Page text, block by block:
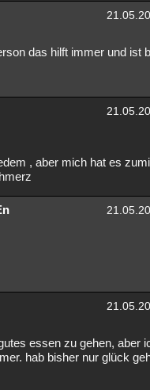
das hilft immer und ist
, aber mich hat es
essen zu gehen, aber
hab bisher nur glück